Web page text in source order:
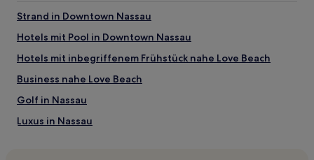
Strand in Downtown Nassau
Hotels mit Pool in Downtown Nassau
Hotels mit inbegriffenem Frühstück nahe Love Beach
Business nahe Love Beach
Golf in Nassau
Luxus in Nassau